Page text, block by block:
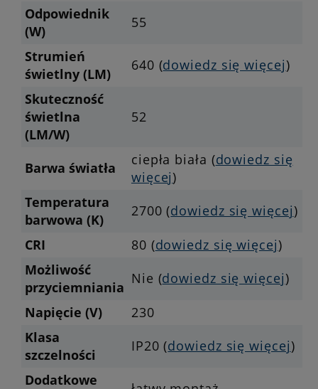
Odpowiednik
(W)
55
Strumień
świetlny (LM)
640 (dowiedz się więcej)
Skuteczność
świetlna
(LM/W)
52
Barwa światła ciepła biała (dowiedz się
więcej)
Temperatura
barwowa (K)
2700 (dowiedz się więcej)
CRI
80 (dowiedz się więcej)
Możliwość
przyciemniania
Nie (dowiedz się więcej)
Napięcie (V)
230
Klasa
szczelności
IP20 (dowiedz się więcej)
Dodatkowe